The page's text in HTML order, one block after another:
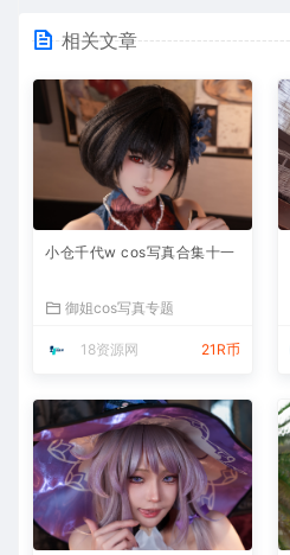
相关文章
小仓千代w cos写真合集十一
御姐cos写真专题
18资源网 21R币